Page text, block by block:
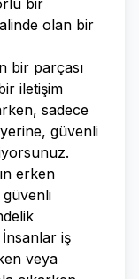
bir
olan bir
bir parçası
iletişim
sadece
güvenli
erken
güvenli
iş
veya